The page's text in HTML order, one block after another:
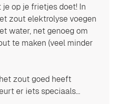
op je frietjes doet! In
zout elektrolyse voegen
water, net genoeg om
te maken (veel minder
zout goed heeft
er iets speciaals…